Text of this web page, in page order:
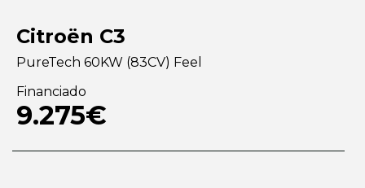
Citroën C3
PureTech 60KW (83CV) Feel
Financiado
9.275€